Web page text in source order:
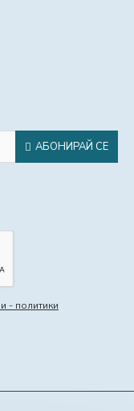
АБОНИРАЙ СЕ
- политики